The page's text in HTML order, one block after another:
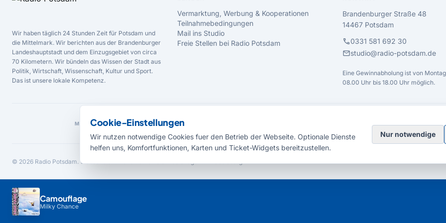
Camouflage
Milky Chance
Wir haben täglich 24 Stunden Zeit für Potsdam und
die Mittelmark. Wir berichten aus der Brandenburger
Landeshauptstadt und dem Einzugsgebiet von circa
70 Kilometern. Wir bündeln das Wissen der Stadt aus
Politik, Wirtschaft, Wissenschaft, Kultur und Sport.
Das ist unsere lokale Kompetenz.
Vermarktung, Werbung & Kooperationen
Teilnahmebedingungen
Mail ins Studio
Freie Stellen bei Radio Potsdam
Brandenburger Straße 48
14467 Potsdam
call0331 581 692 30
mailstudio@radio-potsdam.de
Eine Gewinnabholung ist von
08.00 Uhr bis 18.00 Uhr möglich.
MEDIENPARTNER
© 2026 Radio Potsdam. Webseite entwickelt durch dieMedienagentur Babelsberg
Cookie-Einstellungen
Wir nutzen notwendige Cookies fuer den Betrieb der Webseite. Optionale Dienste
helfen uns, Komfortfunktionen, Karten und Ticket-Widgets bereitzustellen.
Nur notwendige